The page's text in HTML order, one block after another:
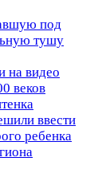
под
тушу
на видео
веков
ввести
ребенка